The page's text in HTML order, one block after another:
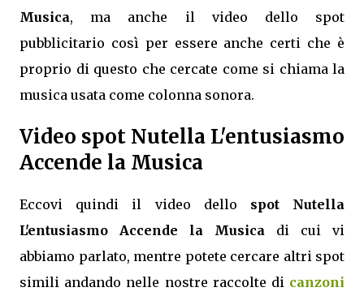
Musica, ma anche il video dello spot
pubblicitario così per essere anche certi che è
proprio di questo che cercate come si chiama la
musica usata come colonna sonora.
Video spot Nutella L'entusiasmo
Accende la Musica
Eccovi quindi il video dello spot Nutella
L'entusiasmo Accende la Musica di cui vi
abbiamo parlato, mentre potete cercare altri spot
simili andando nelle nostre raccolte di canzoni